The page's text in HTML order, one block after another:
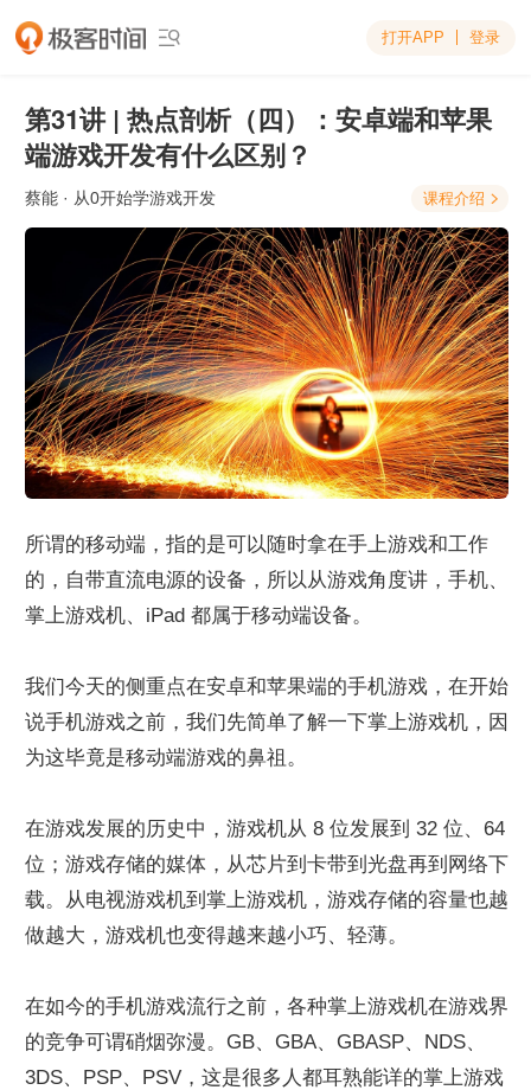
 打开APP 登录
第31讲 | 热点剖析（四）：安卓端和苹果
端游戏开发有什么区别？
蔡能 · 从0开始学游戏开发 课程介绍 
所谓的移动端，指的是可以随时拿在手上游戏和工作
的，自带直流电源的设备，所以从游戏角度讲，手机、
掌上游戏机、iPad 都属于移动端设备。
我们今天的侧重点在安卓和苹果端的手机游戏，在开始
说手机游戏之前，我们先简单了解一下掌上游戏机，因
为这毕竟是移动端游戏的鼻祖。
在游戏发展的历史中，游戏机从 8 位发展到 32 位、64
位；游戏存储的媒体，从芯片到卡带到光盘再到网络下
载。从电视游戏机到掌上游戏机，游戏存储的容量也越
做越大，游戏机也变得越来越小巧、轻薄。
在如今的手机游戏流行之前，各种掌上游戏机在游戏界
的竞争可谓硝烟弥漫。GB、GBA、GBASP、NDS、
3DS、PSP、PSV，这是很多人都耳熟能详的掌上游戏